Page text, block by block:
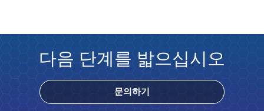
다음 단계를 밟으십시오
문의하기